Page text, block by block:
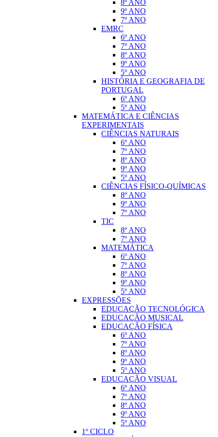
8º ANO
9º ANO
7º ANO
EMRC
6º ANO
7º ANO
8º ANO
9º ANO
5º ANO
HISTÓRIA E GEOGRAFIA DE
PORTUGAL
6º ANO
5º ANO
MATEMÁTICA E CIÊNCIAS
EXPERIMENTAIS
CIÊNCIAS NATURAIS
6º ANO
7º ANO
8º ANO
9º ANO
5º ANO
CIÊNCIAS FÍSICO-QUÍMICAS
8º ANO
9º ANO
7º ANO
TIC
8º ANO
7º ANO
MATEMÁTICA
6º ANO
7º ANO
8º ANO
9º ANO
5º ANO
EXPRESSÕES
EDUCAÇÃO TECNOLÓGICA
EDUCAÇÃO MUSICAL
EDUCAÇÃO FÍSICA
6º ANO
7º ANO
8º ANO
9º ANO
5º ANO
EDUCAÇÃO VISUAL
6º ANO
7º ANO
8º ANO
9º ANO
5º ANO
1º CICLO